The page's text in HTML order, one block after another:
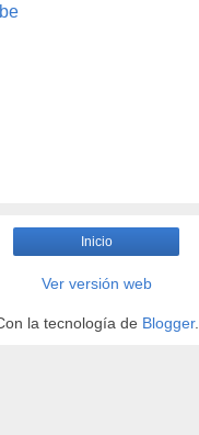
Inicio
Ver versión web
la tecnología de Blogger.